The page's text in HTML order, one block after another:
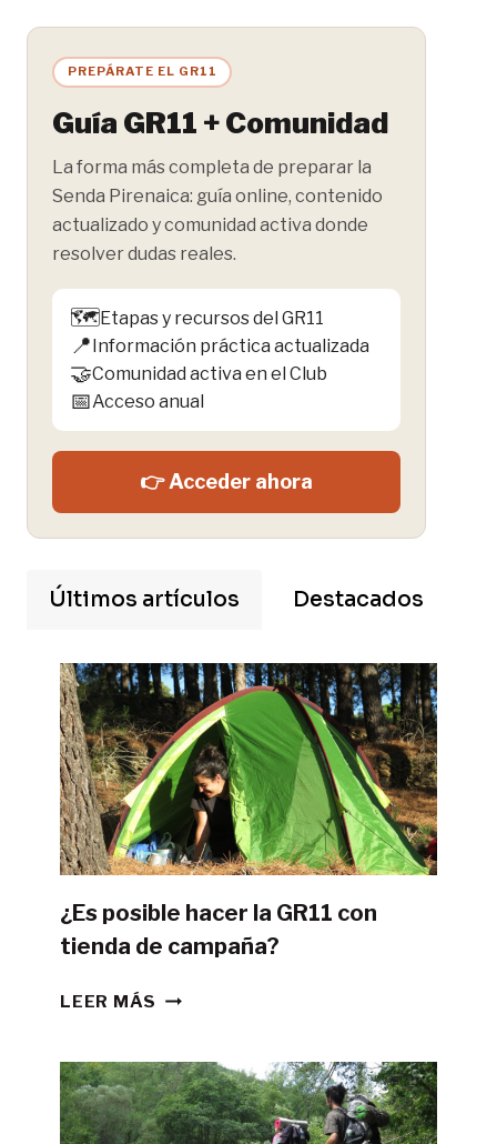
la
entrada:
PREPÁRATE EL GR11
Guía GR11 + Comunidad
La forma más completa de preparar la
Senda Pirenaica: guía online, contenido
actualizado y comunidad activa donde
resolver dudas reales.
🗺️Etapas y recursos del GR11
📍Información práctica actualizada
🤝Comunidad activa en el Club
📅Acceso anual
👉 Acceder ahora
Últimos artículos Destacados
¿Es posible hacer la GR11 con
tienda de campaña?
LEER MÁS ¿ES
LA
GR11
CON